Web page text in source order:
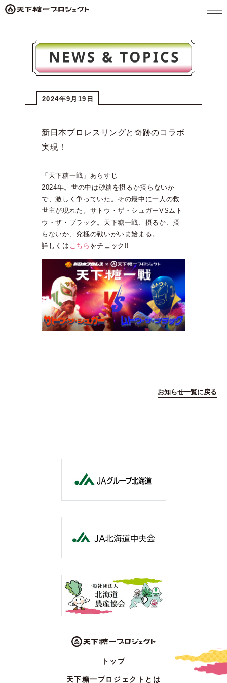
2024年9月19日
新日本プロレスリングと奇跡のコラボ
実現！
「天下糖一戦」あらすじ
2024年。世の中は砂糖を摂るか摂らないか
で、激しく争っていた。その最中に一人の救
世主が現れた。サトウ・ザ・シュガーVSムト
ウ・ザ・ブラック。天下糖一戦、摂るか、摂
らないか、究極の戦いがいま始まる。
詳しくは こちら をチェック!!
お知らせ一覧に戻る
トップ
天下糖一プロジェクトとは